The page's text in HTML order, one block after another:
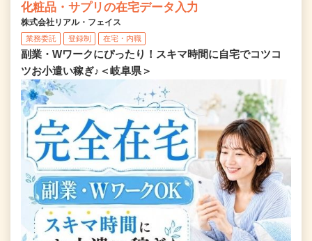
化粧品・サプリの在宅データ入力
株式会社リアル・フェイス
業務委託 登録制 在宅・内職
副業・Wワークにぴったり！スキマ時間に自宅でコツコ
ツお小遣い稼ぎ♪＜岐阜県＞